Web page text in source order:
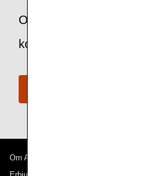
Om du har frågor eller
kontakta ANA:s disk för
Om ANA